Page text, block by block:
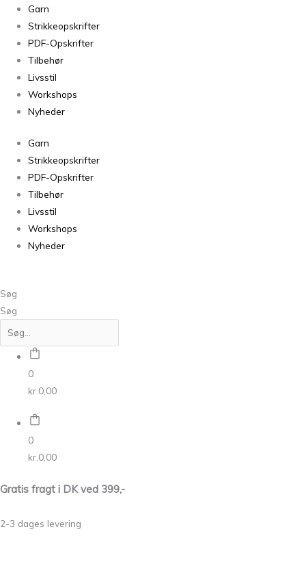
Garn
Strikkeopskrifter
PDF-Opskrifter
Tilbehør
Livsstil
Workshops
Nyheder
Garn
Strikkeopskrifter
PDF-Opskrifter
Tilbehør
Livsstil
Workshops
Nyheder
Søg
Søg
0
kr. 0,00
0
kr. 0,00
Gratis fragt i DK ved 399,-
2-3 dages levering
Strikket
snemand
med
julekrans
antal